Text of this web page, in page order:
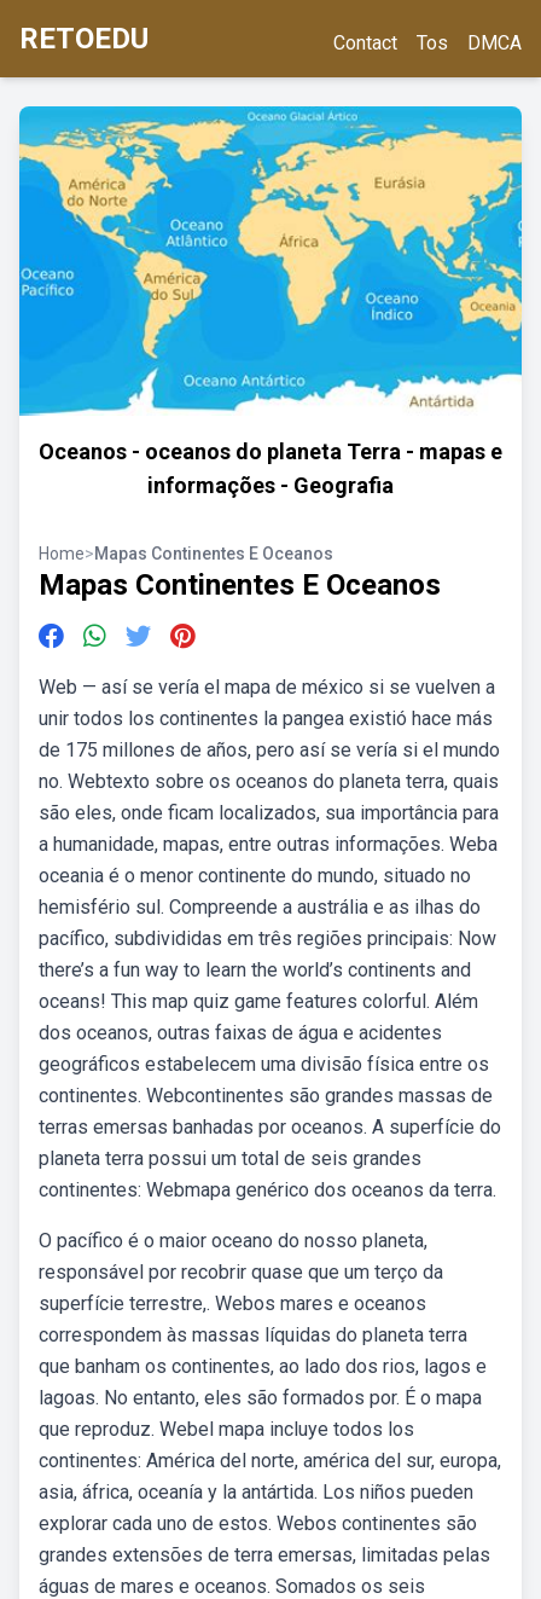
RETOEDU Contact Tos DMCA
Oceanos - oceanos do planeta Terra - mapas e
informações - Geografia
Home>Mapas Continentes E Oceanos
Mapas Continentes E Oceanos
Web — así se vería el mapa de méxico si se vuelven a
unir todos los continentes la pangea existió hace más
de 175 millones de años, pero así se vería si el mundo
no. Webtexto sobre os oceanos do planeta terra, quais
são eles, onde ficam localizados, sua importância para
a humanidade, mapas, entre outras informações. Weba
oceania é o menor continente do mundo, situado no
hemisfério sul. Compreende a austrália e as ilhas do
pacífico, subdivididas em três regiões principais: Now
there’s a fun way to learn the world’s continents and
oceans! This map quiz game features colorful. Além
dos oceanos, outras faixas de água e acidentes
geográficos estabelecem uma divisão física entre os
continentes. Webcontinentes são grandes massas de
terras emersas banhadas por oceanos. A superfície do
planeta terra possui um total de seis grandes
continentes: Webmapa genérico dos oceanos da terra.
O pacífico é o maior oceano do nosso planeta,
responsável por recobrir quase que um terço da
superfície terrestre,. Webos mares e oceanos
correspondem às massas líquidas do planeta terra
que banham os continentes, ao lado dos rios, lagos e
lagoas. No entanto, eles são formados por. É o mapa
que reproduz. Webel mapa incluye todos los
continentes: América del norte, américa del sur, europa,
asia, áfrica, oceanía y la antártida. Los niños pueden
explorar cada uno de estos. Webos continentes são
grandes extensões de terra emersas, limitadas pelas
águas de mares e oceanos. Somados os seis